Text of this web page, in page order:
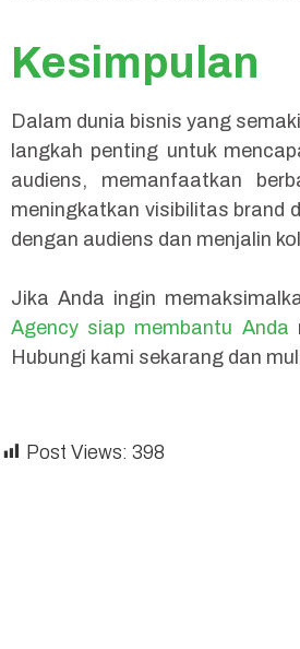
Kesimpulan
Dalam dunia bisnis yang
langkah penting untuk
audiens, memanfaatkan
meningkatkan visibilitas brand
dengan audiens dan menjalin
Jika Anda ingin
Agency siap membantu Anda
Hubungi kami sekarang dan
Post Views: 398